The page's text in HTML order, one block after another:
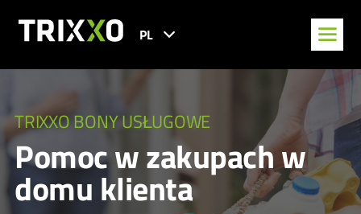
PL
TRIXXO BONY USŁUGOWE
Pomoc w zakupach w
domu klienta